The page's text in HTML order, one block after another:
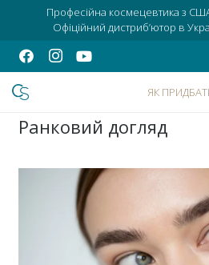
ЯК
Професійна космецевтика з США
Офіційний дистриб’ютор в
Ранковий догляд